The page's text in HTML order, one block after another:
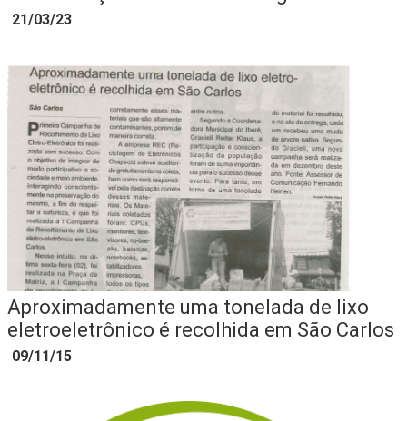
21/03/23
Aproximadamente uma tonelada de lixo
eletroeletrônico é recolhida em São Carlos
09/11/15